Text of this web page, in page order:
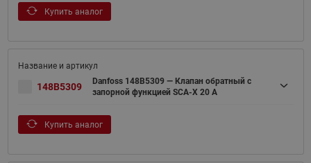
Купить аналог
148B5309
Danfoss 148B5309 — Клапан обратный с
запорной функцией SCA-X 20 A
Купить аналог